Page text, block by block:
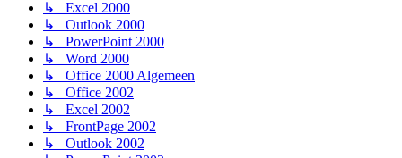
↳ Excel 2000
↳ Outlook 2000
↳ PowerPoint 2000
↳ Word 2000
↳ Office 2000 Algemeen
↳ Office 2002
↳ Excel 2002
↳ FrontPage 2002
↳ Outlook 2002